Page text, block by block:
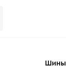
Шины